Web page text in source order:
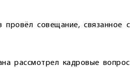
совещание, связанное
рассмотрел кадровые